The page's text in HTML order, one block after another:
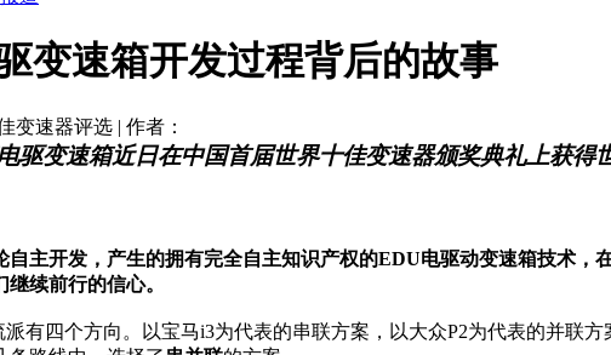
变速箱开发过程背后的故事
变速器评选 | 作者：
驱变速箱近日在中国首届世界十佳变速器颁奖典礼上获
自主开发，产生的拥有完全自主知识产权的EDU电驱动变速箱技术
续前行的信心。
有四个方向。以宝马i3为代表的串联方案，以大众P2为代表的并联